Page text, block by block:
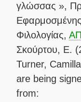
γλώσσας »,
Φιλολογίας,
Σκούρτου, E.
Turner,
are being
from: